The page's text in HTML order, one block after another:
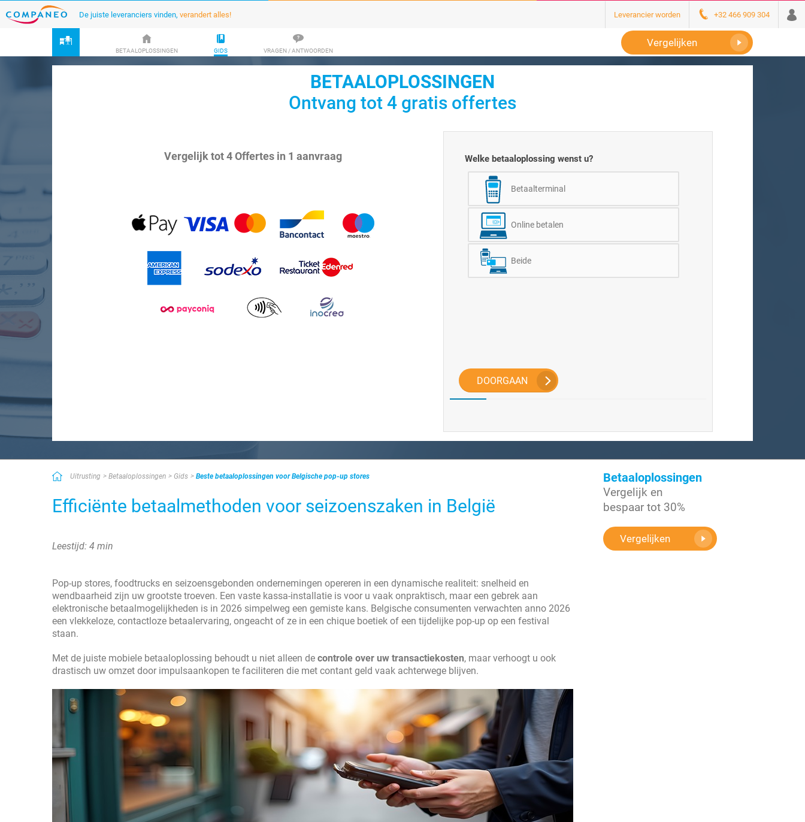
De juiste leveranciers vinden, verandert alles! Leverancier worden +32 466 909 304
BETAALOPLOSSINGEN GIDS VRAGEN / ANTWOORDEN
Vergelijken
BETAALOPLOSSINGEN
Ontvang tot 4 gratis offertes
Vergelijk tot 4 Offertes in 1 aanvraag Welke betaaloplossing wenst u?
Betaalterminal
Online betalen
Beide
DOORGAAN
Uitrusting Betaaloplossingen Gids Beste betaaloplossingen voor Belgische pop-up stores
Efficiënte betaalmethoden voor seizoenszaken in België
Leestijd: 4 min
Pop-up stores, foodtrucks en seizoensgebonden ondernemingen opereren in een dynamische realiteit: snelheid en
wendbaarheid zijn uw grootste troeven. Een vaste kassa-installatie is voor u vaak onpraktisch, maar een gebrek aan
elektronische betaalmogelijkheden is in 2026 simpelweg een gemiste kans. Belgische consumenten verwachten anno 2026
een vlekkeloze, contactloze betaalervaring, ongeacht of ze in een chique boetiek of een tijdelijke pop-up op een festival
staan.
Met de juiste mobiele betaaloplossing behoudt u niet alleen de controle over uw transactiekosten, maar verhoogt u ook
drastisch uw omzet door impulsaankopen te faciliteren die met contant geld vaak achterwege blijven.
Betaaloplossingen
Vergelijk en
bespaar tot 30%
Vergelijken